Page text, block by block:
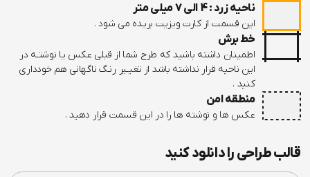
ناحیه زرد : 4 الی 7 میلی متر
این قسمت از کارت ویزیت بریده می شود .
خط برش
اطمینان داشته باشید که طرح شما از قبلی عکس یا نوشتـه در
این ناحیه قرار نداشته باشد از تغیـیر رنـگ ناگهانی هم خودداری
کنید .
منطقه امن
عکس ها و نوشته ها را در این قسمت قرار دهید .
قالب طراحی را دانلود کنید